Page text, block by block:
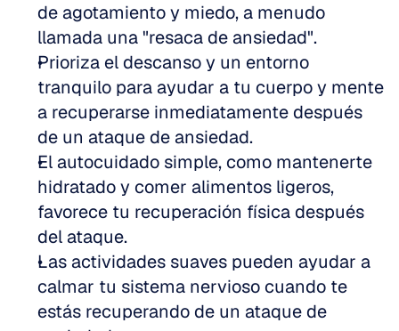
de agotamiento y miedo, a menudo
llamada una "resaca de ansiedad".
Prioriza el descanso y un entorno
tranquilo para ayudar a tu cuerpo y mente
a recuperarse inmediatamente después
de un ataque de ansiedad.
El autocuidado simple, como mantenerte
hidratado y comer alimentos ligeros,
favorece tu recuperación física después
del ataque.
Las actividades suaves pueden ayudar a
calmar tu sistema nervioso cuando te
estás recuperando de un ataque de